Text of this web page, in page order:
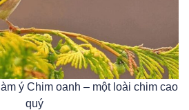
ý Chim oanh – một loài chim cao
quý